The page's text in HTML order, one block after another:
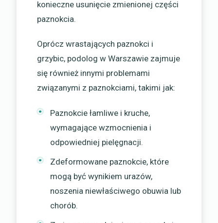
konieczne usunięcie zmienionej części
paznokcia.
Oprócz wrastających paznokci i
grzybic, podolog w Warszawie zajmuje
się również innymi problemami
związanymi z paznokciami, takimi jak:
Paznokcie łamliwe i kruche,
wymagające wzmocnienia i
odpowiedniej pielęgnacji.
Zdeformowane paznokcie, które
mogą być wynikiem urazów,
noszenia niewłaściwego obuwia lub
chorób.